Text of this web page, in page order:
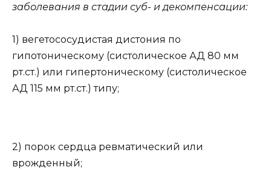
заболевания в стадии суб- и декомпенсации:
1) вегетососудистая дистония по
гипотоническому (систолическое АД 80 мм
рт.ст.) или гипертоническому (систолическое
АД 115 мм рт.ст.) типу;
2) порок сердца ревматический или
врожденный;